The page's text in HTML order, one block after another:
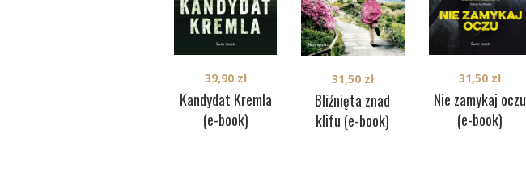
Kandydat Kremla
(e-book)
39,90 zł
Bliźnięta znad
klifu (e-book)
31,50 zł
Nie zamykaj oczu
(e-book)
31,50 zł